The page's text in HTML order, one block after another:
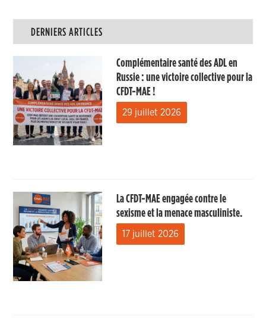
DERNIERS ARTICLES
Complémentaire santé des ADL en
Russie : une victoire collective pour la
CFDT-MAE !
29 juillet 2026
La CFDT-MAE engagée contre le
sexisme et la menace masculiniste.
17 juillet 2026